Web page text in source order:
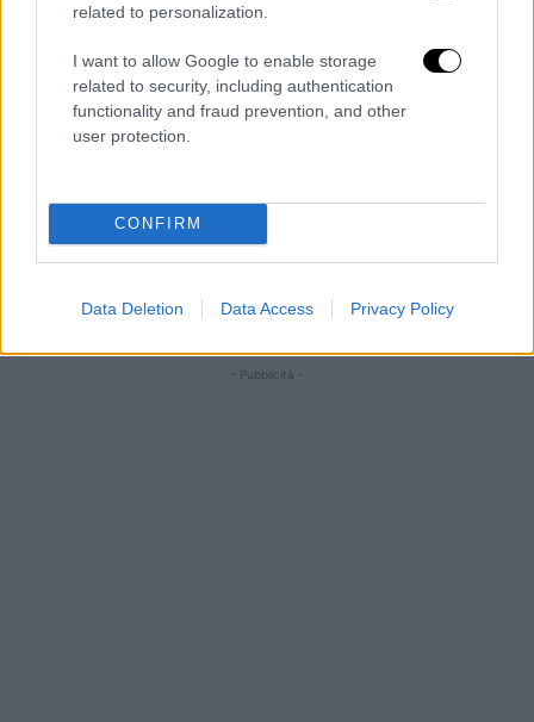
related to personalization.
I want to allow Google to enable storage
related to security, including authentication
functionality and fraud prevention, and other
user protection.
CONFIRM
Data Deletion Data Access Privacy Policy
La Fiom Cgil compie 125 anni: incontro
con l’assessore Serluca
tavolo nazionale
- Pubblicità -